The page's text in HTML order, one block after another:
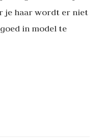
je haar wordt er niet
in model te